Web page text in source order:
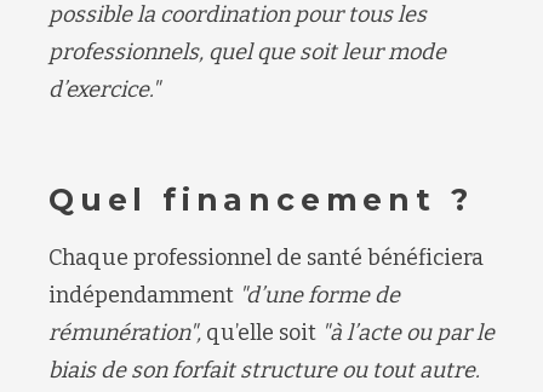
possible la coordination pour tous les
professionnels, quel que soit leur mode
d’exercice."
Quel financement ?
Chaque professionnel de santé bénéficiera
indépendamment "d’une forme de
rémunération", qu’elle soit "à l’acte ou par le
biais de son forfait structure ou tout autre.